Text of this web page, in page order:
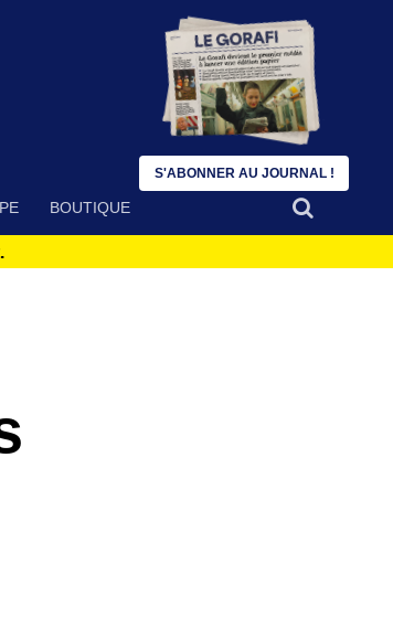
BOUTIQUE
S'ABONNER AU JOURNAL !